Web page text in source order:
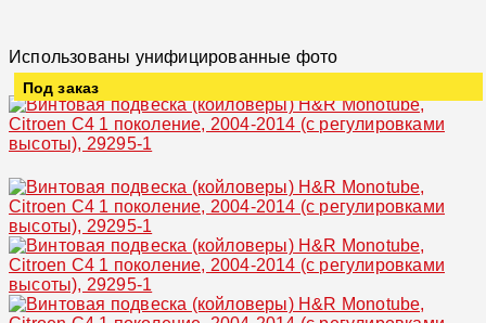
Использованы унифицированные фото
Под заказ